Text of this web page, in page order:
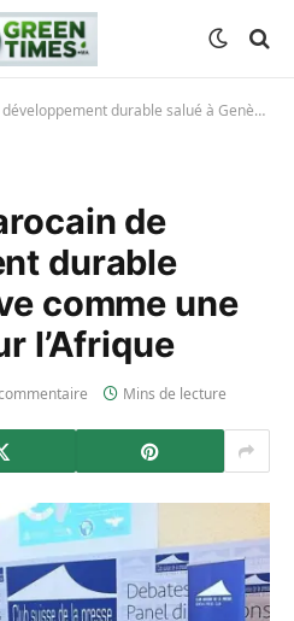
salué à Genève comme une référence pour l’Afrique
de
durable
comme une
l’Afrique
Mins de lecture